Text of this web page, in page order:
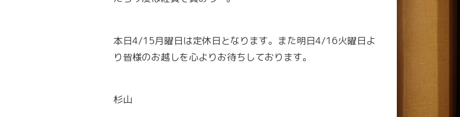
本日4/15月曜日は定休日となります。また明日4/16火曜日よ
り皆様のお越しを心よりお待ちしております。
杉山